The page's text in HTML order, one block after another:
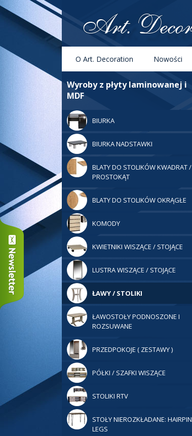
Menu
O Art. Decoration Nowości
Szukaj
Wyroby z płyty laminowanej i
MDF
BIURKA
BIURKA NADSTAWKI
BLATY DO STOLIKÓW KWADRAT /
PROSTOKĄT
BLATY DO STOLIKÓW OKRĄGŁE
KOMODY
KWIETNIKI WISZĄCE / STOJĄCE
LUSTRA WISZĄCE / STOJĄCE
ŁAWY / STOLIKI
ŁAWOSTOŁY PODNOSZONE I
ROZSUWANE
PRZEDPOKOJE ( ZESTAWY )
PÓŁKI / SZAFKI WISZĄCE
STOLIKI RTV
STOŁY NIEROZKŁADANE: HAIRPIN
LEGS